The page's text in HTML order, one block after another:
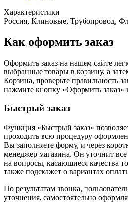
Характеристики
Россия, Клиновые, Трубопровод,
Как оформить заказ
Оформить заказ на нашем сайте
выбранные товары в корзину, а
Корзина, проверьте правильность
нажмите кнопку «Оформить заказ»
Быстрый заказ
Функция «Быстрый заказ»
проходить всю процедуру
Вы заполняете форму, и через
менеджер магазина. Он уточнит все
на вопросы, касающиеся качества
также подскажет о вариантах
По результатам звонка,
уточнения, самостоятельно